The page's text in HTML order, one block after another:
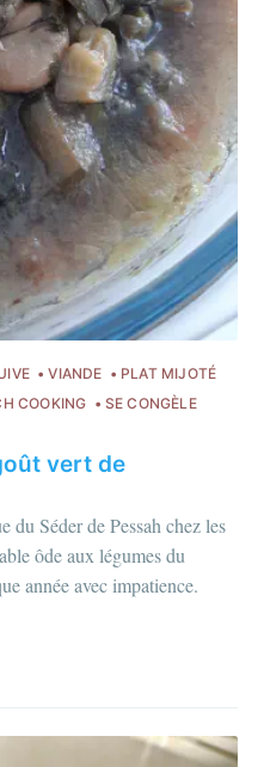
VIANDE
PLAT MIJOTÉ
COOKING
SE CONGÈLE
vert de
du Séder de Pessah chez les
ôde aux légumes du
année avec impatience.